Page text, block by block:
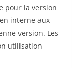
pour la version
interne aux
version. Les
utilisation